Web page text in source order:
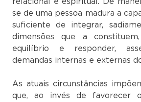
se de uma pessoa madura a
suficiente de integrar,
dimensões que a
equilíbrio e responder,
demandas internas e externas
As atuais circunstâncias
que, ao invés de favorecer